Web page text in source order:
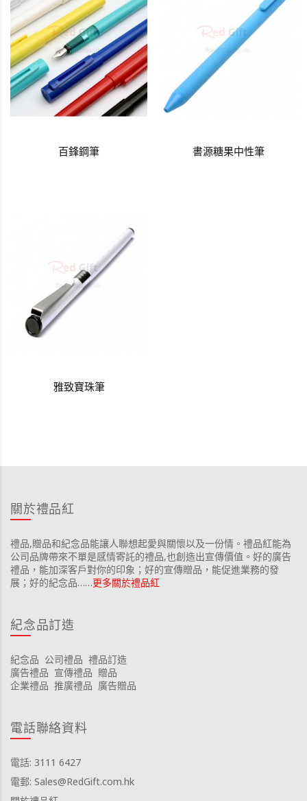
百鋒鋼筆 書源糖果中性筆
雅致寶珠筆
關於禮品紅
禮品,贈品和紀念品能讓人聯想起愛與關懷以及一份情。禮品紅能為
公司品牌帶來不單是感情寄託的禮品,也創造出宣傳價值。好的廣告
禮品，能加深客戶對你的印象；好的宣傳贈品，能促進業務的發
展；好的紀念品……更多關於禮品紅
紀念品訂造
紀念品 公司禮品 禮品訂造
廣告禮品 宣傳禮品 贈品
企業禮品 推廣禮品 廣告贈品
電話聯絡資料
電話: 3111 6427
電郵: Sales@RedGift.com.hk